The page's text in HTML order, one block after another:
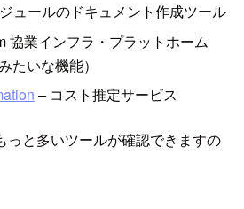
ュールのドキュメント作成ツール
協業インフラ・プラットホーム
たいな機能）
– コスト推定サービス
っと多いツールが確認できますの